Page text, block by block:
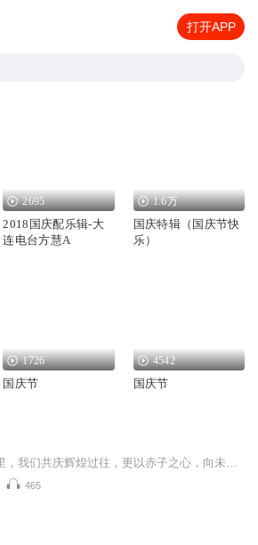
打开APP
2695
2018国庆配乐辑-大
连电台方慧A
1.6万
国庆特辑（国庆节快
乐）
1726
国庆节
4542
国庆节
465